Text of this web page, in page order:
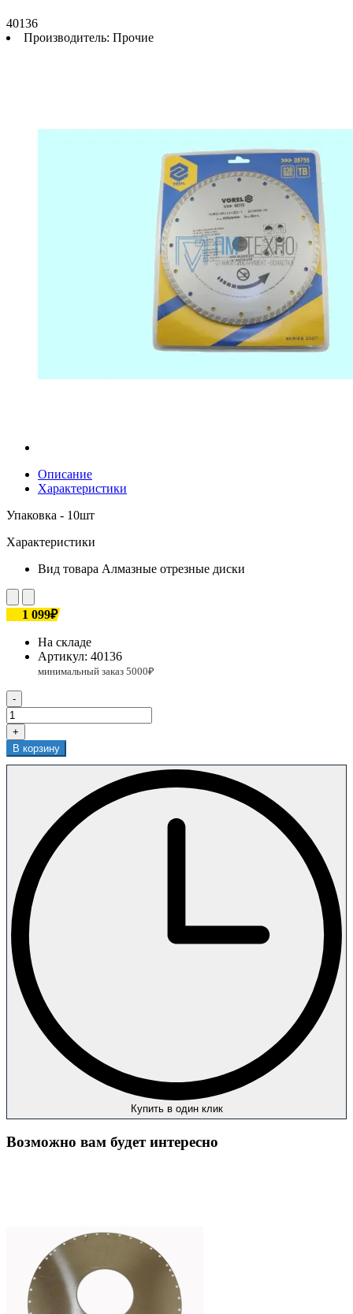
40136
Производитель: Прочие
Описание
Характеристики
Упаковка - 10шт
Характеристики
Вид товара Алмазные отрезные диски
1 099₽
На складе
Артикул: 40136
-
+
В корзину
Купить в один клик
Возможно вам будет интересно